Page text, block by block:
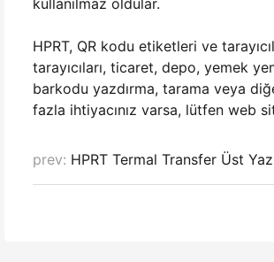
HPRT, QR kodu etiketleri ve
tarayıcıları, ticaret, depo, yemek
barkodu yazdırma, tarama veya
fazla ihtiyacınız varsa, lütfen web
prev: HPRT Termal Transfer Üst